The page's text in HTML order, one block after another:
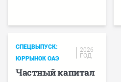
СПЕЦВЫПУСК:
ЮРРЫНОК ОАЭ
2026
ГОД
Частный капитал